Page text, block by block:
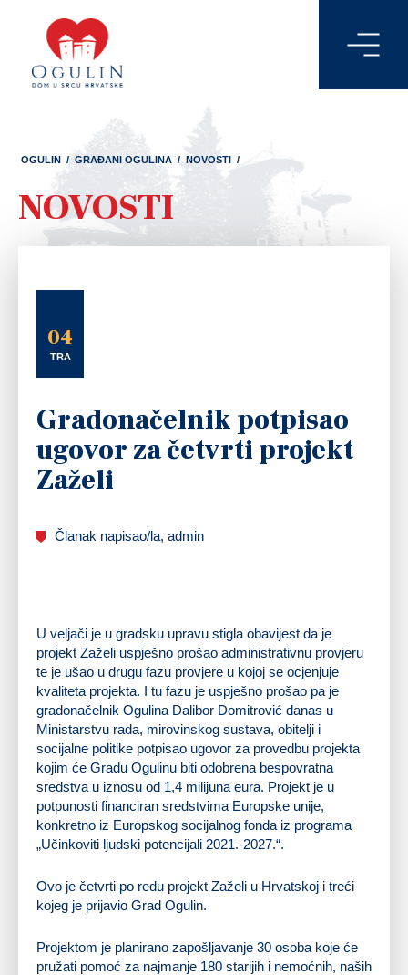
OGULIN / GRAĐANI OGULINA / NOVOSTI /
NOVOSTI
04
TRA
Gradonačelnik potpisao
ugovor za četvrti projekt
Zaželi
Članak napisao/la, admin
U veljači je u gradsku upravu stigla obavijest da je
projekt Zaželi uspješno prošao administrativnu provjeru
te je ušao u drugu fazu provjere u kojoj se ocjenjuje
kvaliteta projekta. I tu fazu je uspješno prošao pa je
gradonačelnik Ogulina Dalibor Domitrović danas u
Ministarstvu rada, mirovinskog sustava, obitelji i
socijalne politike potpisao ugovor za provedbu projekta
kojim će Gradu Ogulinu biti odobrena bespovratna
sredstva u iznosu od 1,4 milijuna eura. Projekt je u
potpunosti financiran sredstvima Europske unije,
konkretno iz Europskog socijalnog fonda iz programa
„Učinkoviti ljudski potencijali 2021.-2027.“.
Ovo je četvrti po redu projekt Zaželi u Hrvatskoj i treći
kojeg je prijavio Grad Ogulin.
Projektom je planirano zapošljavanje 30 osoba koje će
pružati pomoć za najmanje 180 starijih i nemoćnih, naših